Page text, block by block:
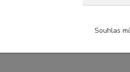
Non-TouchscreenSouhlas